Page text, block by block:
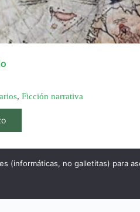
, Ficción narrativa
(informáticas, no galletitas) para